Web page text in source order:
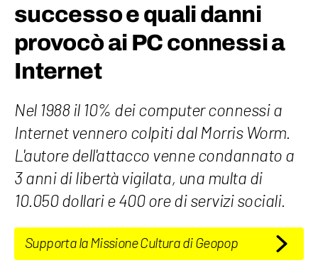
successo e quali danni
provocò ai PC connessi a
Internet
Nel 1988 il 10% dei computer connessi a
Internet vennero colpiti dal Morris Worm.
L'autore dell'attacco venne condannato a
3 anni di libertà vigilata, una multa di
10.050 dollari e 400 ore di servizi sociali.
Supporta la Missione Cultura di Geopop